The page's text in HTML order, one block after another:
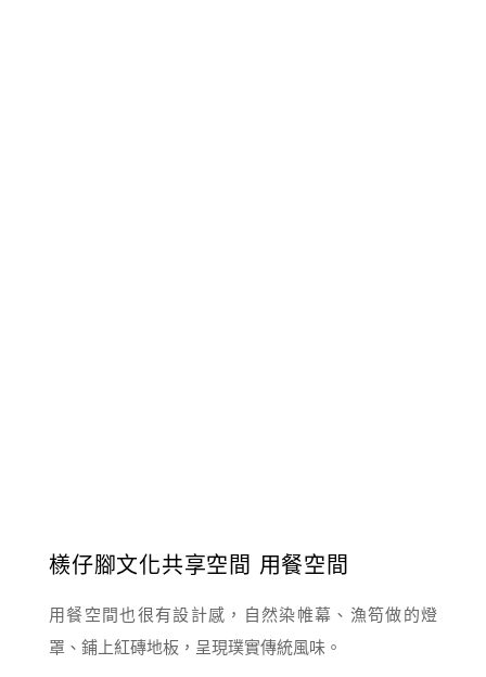
檨仔腳文化共享空間 用餐空間
用餐空間也很有設計感，自然染帷幕、漁笱做的燈
罩、鋪上紅磚地板，呈現璞實傳統風味。